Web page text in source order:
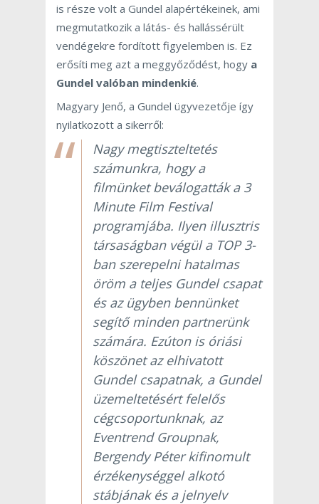
is része volt a Gundel alapértékeinek, ami
megmutatkozik a látás- és hallássérült
vendégekre fordított figyelemben is. Ez
erősíti meg azt a meggyőződést, hogy a
Gundel valóban mindenkié.
Magyary Jenő, a Gundel ügyvezetője így
nyilatkozott a sikerről:
Nagy megtiszteltetés
számunkra, hogy a
filmünket beválogatták a 3
Minute Film Festival
programjába. Ilyen illusztris
társaságban végül a TOP 3-
ban szerepelni hatalmas
öröm a teljes Gundel csapat
és az ügyben bennünket
segítő minden partnerünk
számára. Ezúton is óriási
köszönet az elhivatott
Gundel csapatnak, a Gundel
üzemeltetésért felelős
cégcsoportunknak, az
Eventrend Groupnak,
Bergendy Péter kifinomult
érzékenységgel alkotó
stábjának és a jelnyelv